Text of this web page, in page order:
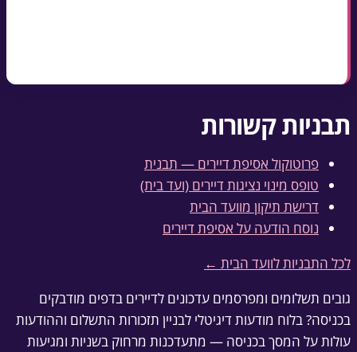
תבניות קשורות
פרוטוקול אסיפת דיירים — תבנית
טופס מינוי נציגות דיירים (ועד בית)
דרישת תיקון מוועד הבית
נוסח הודעה על אסיפת דיירים
לכל התבניות לוועד הבית ←
גובים תשלומים ומפרסמים עדכונים לדיירים בדפים מודבקים
בכניסה? בלוח מודעות דיגיטלי לבניין תזכורות התשלום וההודעות
עולות על המסך בכניסה — מתעדכנות מרחוק בשניות ומגיעות